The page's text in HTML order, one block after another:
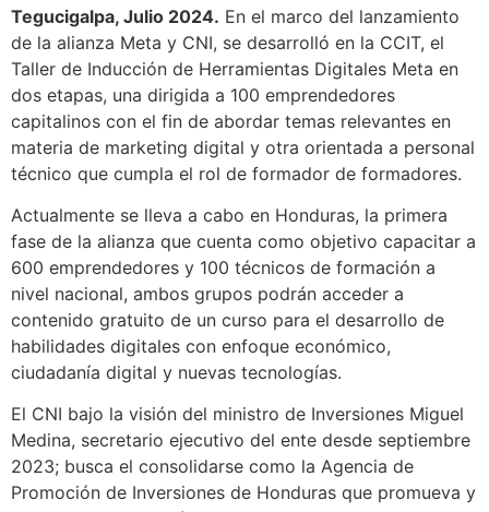
Tegucigalpa, Julio 2024. En el marco del lanzamiento
de la alianza Meta y CNI, se desarrolló en la CCIT, el
Taller de Inducción de Herramientas Digitales Meta en
dos etapas, una dirigida a 100 emprendedores
capitalinos con el fin de abordar temas relevantes en
materia de marketing digital y otra orientada a personal
técnico que cumpla el rol de formador de formadores.
Actualmente se lleva a cabo en Honduras, la primera
fase de la alianza que cuenta como objetivo capacitar a
600 emprendedores y 100 técnicos de formación a
nivel nacional, ambos grupos podrán acceder a
contenido gratuito de un curso para el desarrollo de
habilidades digitales con enfoque económico,
ciudadanía digital y nuevas tecnologías.
El CNI bajo la visión del ministro de Inversiones Miguel
Medina, secretario ejecutivo del ente desde septiembre
2023; busca el consolidarse como la Agencia de
Promoción de Inversiones de Honduras que promueva y